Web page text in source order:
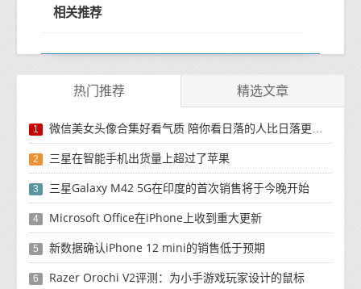
相关推荐
热门推荐 精选文章
1 微信美女头像合集好看气质 陪你看日落的人比日落更浪漫
2 三星在智能手机出货量上超过了苹果
3 三星Galaxy M42 5G在印度的首次销售将于今晚开始
4 Microsoft Office在iPhone上收到重大更新
5 新数据确认iPhone 12 mini的销售低于预期
6 Razer Orochi V2评测：为小手游戏玩家设计的鼠标